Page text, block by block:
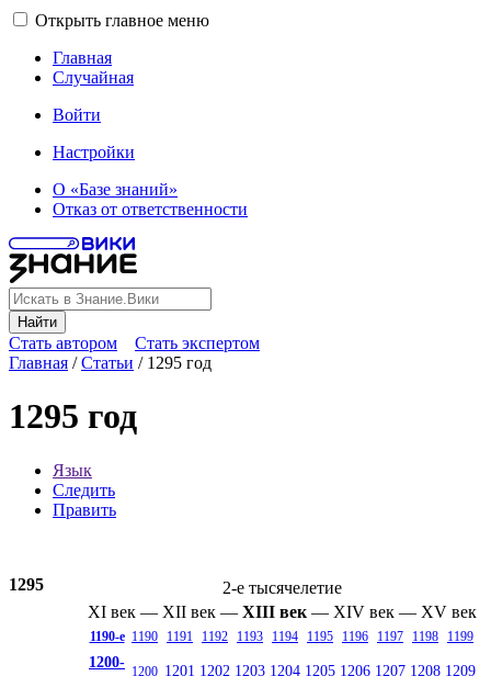
Открыть главное меню
Главная
Случайная
Войти
Настройки
О «Базе знаний»
Отказ от ответственности
Найти
Стать автором
Стать экспертом
Главная /Статьи / 1295 год
1295 год
Язык
Следить
Править
2-е тысячелетие
XI век — XII век — XIII век — XIV век — XV век
1190-е 1190 1191 1192 1193 1194 1195 1196 1197 1198 1199
1200-
1200 1201 1202 1203 1204 1205 1206 1207 1208 1209
1295